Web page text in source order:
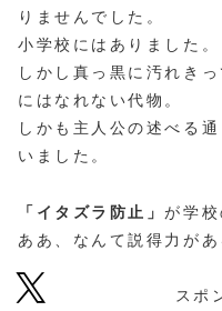
りませんでした。
小学校にはありました。
しかし真っ黒に汚れき
にはなれない代物。
しかも主人公の述べる
いました。
「イタズラ防止」が学
ああ、なんて説得力があ
スポ